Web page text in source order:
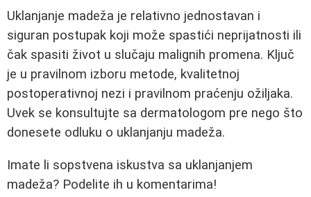
Uklanjanje madeža je relativno jednostavan i
siguran postupak koji može spastići neprijatnosti ili
čak spasiti život u slučaju malignih promena. Ključ
je u pravilnom izboru metode, kvalitetnoj
postoperativnoj nezi i pravilnom praćenju ožiljaka.
Uvek se konsultujte sa dermatologom pre nego što
donesete odluku o uklanjanju madeža.
Imate li sopstvena iskustva sa uklanjanjem
madeža? Podelite ih u komentarima!